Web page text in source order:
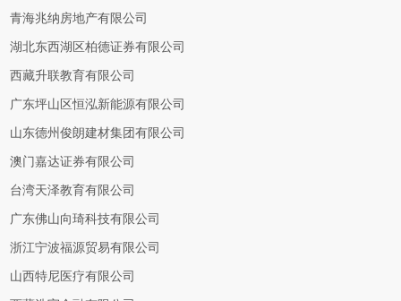
青海兆纳房地产有限公司
湖北东西湖区柏德证券有限公司
西藏升联教育有限公司
广东坪山区恒泓新能源有限公司
山东德州俊朗建材集团有限公司
澳门嘉达证券有限公司
台湾天泽教育有限公司
广东佛山向琦科技有限公司
浙江宁波福源贸易有限公司
山西特尼医疗有限公司